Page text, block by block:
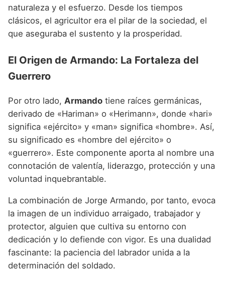
naturaleza y el esfuerzo. Desde los tiempos
clásicos, el agricultor era el pilar de la sociedad, el
que aseguraba el sustento y la prosperidad.
El Origen de Armando: La Fortaleza del
Guerrero
Por otro lado, Armando tiene raíces germánicas,
derivado de «Hariman» o «Herimann», donde «hari»
significa «ejército» y «man» significa «hombre». Así,
su significado es «hombre del ejército» o
«guerrero». Este componente aporta al nombre una
connotación de valentía, liderazgo, protección y una
voluntad inquebrantable.
La combinación de Jorge Armando, por tanto, evoca
la imagen de un individuo arraigado, trabajador y
protector, alguien que cultiva su entorno con
dedicación y lo defiende con vigor. Es una dualidad
fascinante: la paciencia del labrador unida a la
determinación del soldado.